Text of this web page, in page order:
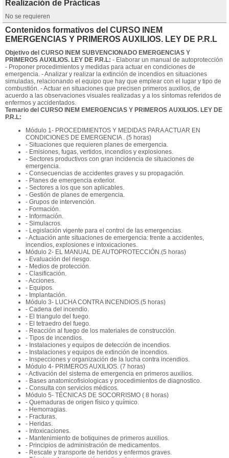
Realización de Prácticas
No se requieren
Contenidos formativos del CURSO INEM
EMERGENCIAS Y PRIMEROS AUXILIOS. LEY DE P.R.L
Objetivo del CURSO INEM SUBVENCIONADO EMERGENCIAS Y
PRIMEROS AUXILIOS. LEY DE P.R.L: - Elaborar un manual de autoprotección
- Proponer procedimientos y medidas para actuar en condiciones de
emergencia. - Analizar y realizar la extinción de incendios en situaciones
simuladas, relacionando el equipo que hay que emplear con el lugar y tipo de
combustión. - Actuar en situaciones que precisen primeros auxilios, de
acuerdo a las observaciones visuales realizadas y a los síntomas referidos de
enfermos y accidentados.
Temario del CURSO INEM EMERGENCIAS Y PRIMEROS AUXILIOS. LEY DE
P.R.L:
Módulo 1- PROCEDIMIENTOS Y MEDIDAS PARA ACTUAR EN
CONDICIONES DE EMERGENCIA . (5 horas)
- Situaciones que requieren planes de emergencia.
- Emisiones, fugas, vertidos, incendios y explosiones.
- Sectores productivos con gran incidencia de situaciones de
emergencia.
- Consecuencias de accidentes graves y su propagación.
- Planes de emergencia exterior.
- Sectores a los que son aplicables.
- Gestión de planes de emergencia.
- Grupos de intervención.
- Formación.
- Información.
- Simulacros.
- Legislación vigente para el control de las emergencias.
- Actuación ante situaciones de emergencia: frente a accidentes,
incendios, explosiones e intoxicaciones.
Módulo 2- EL MANUAL DE AUTOPROTECCIÓN.(5 horas)
- Evaluación del riesgo.
- Medios de protección.
- Clasificación.
- Acciones.
- Equipos.
- Implantación.
Módulo 3- LUCHA CONTRA INCENDIOS.(5 horas)
- Cadena del incendio.
- El triangulo del fuego.
- El tetraedro del fuego.
- Reacción al fuego de los materiales de construcción.
- Tipos de incendios.
- Instalaciones y equipos de detección de incendios.
- Instalaciones y equipos de extinción de incendios.
- Inspecciones y organización de la lucha contra incendios.
Módulo 4- PRIMEROS AUXILIOS. (7 horas)
- Activación del sistema de emergencia en primeros auxilios.
- Bases anatomicofisiologicas y procedimientos de diagnostico.
- Consulta con servicios médicos.
Módulo 5- TÉCNICAS DE SOCORRISMO ( 8 horas)
- Quemaduras de origen físico y químico.
- Hemorragias.
- Fracturas.
- Heridas.
- Intoxicaciones.
- Mantenimiento de botiquines de primeros auxilios.
- Principios de administración de medicamentos.
- Rescate y transporte de heridos y enfermos graves.